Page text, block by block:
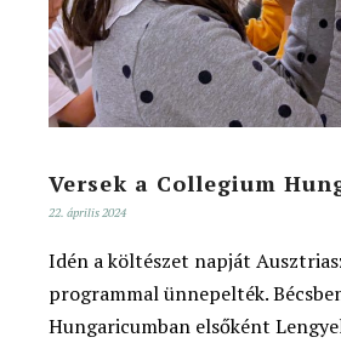
Versek a Collegium
22. április 2024
Idén a költészet napját
programmal ünnepelték.
Hungaricumban elsőként